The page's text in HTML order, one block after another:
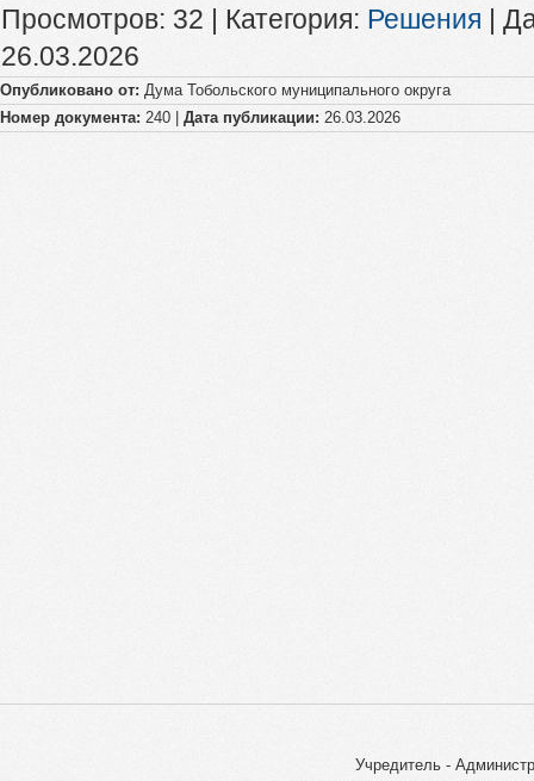
Просмотров: 32 | Категория: Решения |
26.03.2026
Опубликовано от: Дума Тобольского муниципального округа
Номер документа: 240 | Дата публикации: 26.03.2026
Учредитель -